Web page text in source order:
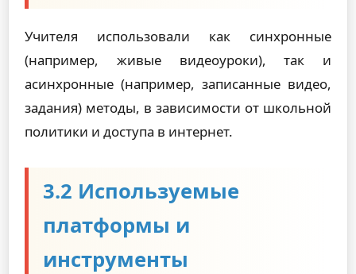
Учителя использовали как синхронные
(например, живые видеоуроки), так и
асинхронные (например, записанные видео,
задания) методы, в зависимости от школьной
политики и доступа в интернет.
3.2 Используемые
платформы и
инструменты